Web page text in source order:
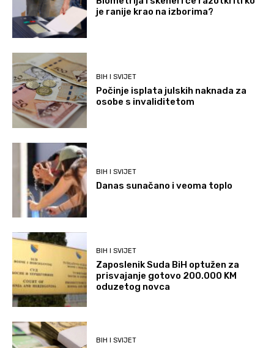
je ranije krao na izborima?
BIH I SVIJET
Počinje isplata julskih naknada za
osobe s invaliditetom
BIH I SVIJET
Danas sunačano i veoma toplo
BIH I SVIJET
Zaposlenik Suda BiH optužen za
prisvajanje gotovo 200.000 KM
oduzetog novca
BIH I SVIJET